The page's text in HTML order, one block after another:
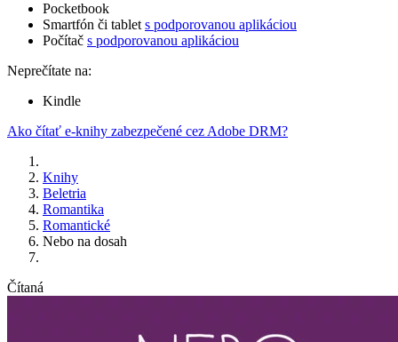
Pocketbook
Smartfón či tablet s podporovanou aplikáciou
Počítač s podporovanou aplikáciou
Neprečítate na:
Kindle
Ako čítať e-knihy zabezpečené cez Adobe DRM?
Knihy
Beletria
Romantika
Romantické
Nebo na dosah
Čítaná